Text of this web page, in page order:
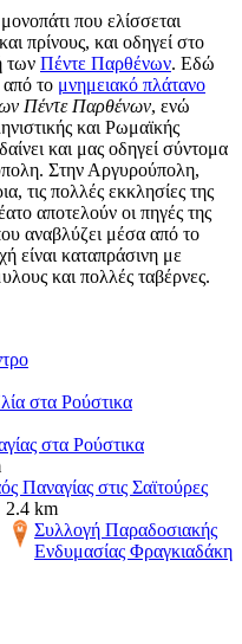
που ελίσσεται
πρίνους, και οδηγεί στο
των Πέντε Παρθένων. Εδώ
το μνημειακό πλάτανο
Πέντε Παρθένων, ενώ
και Ρωμαϊκής
και μας οδηγεί σύντομα
Στην Αργυρούπολη,
τις πολλές εκκλησίες της
αποτελούν οι πηγές της
αναβλύζει μέσα από το
είναι καταπράσινη με
και πολλές ταβέρνες.
στα Ρούστικα
στα Ρούστικα
Παναγίας στις Σαϊτούρες
2.4 km
Συλλογή Παραδοσιακής
Ενδυμασίας Φραγκιαδάκη